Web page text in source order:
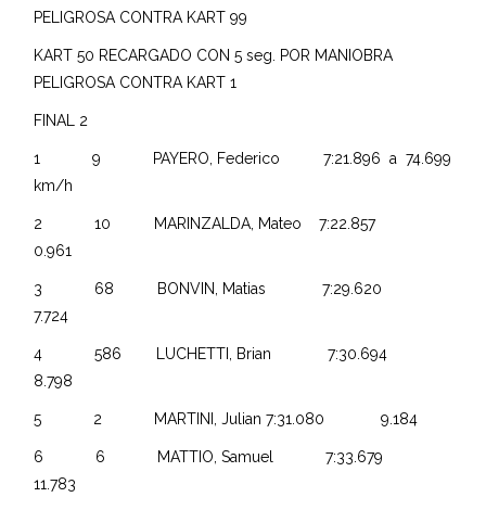
PELIGROSA CONTRA KART 99
KART 50 RECARGADO CON 5 seg. POR MANIOBRA
PELIGROSA CONTRA KART 1
FINAL 2
1 9 PAYERO, Federico 7:21.896 a 74.699
km/h
2 10 MARINZALDA, Mateo 7:22.857
0.961
3 68 BONVIN, Matias 7:29.620
7.724
4 586 LUCHETTI, Brian 7:30.694
8.798
5 2 MARTINI, Julian 7:31.080 9.184
6 6 MATTIO, Samuel 7:33.679
11.783